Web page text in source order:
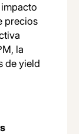
precios
la
de yield